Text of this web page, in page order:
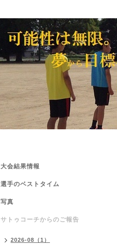
大会結果情報
選手のベストタイム
写真
サトゥコーチからのご報告
2026-08（1）